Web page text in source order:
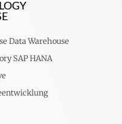
Data Warehouse
SAP HANA